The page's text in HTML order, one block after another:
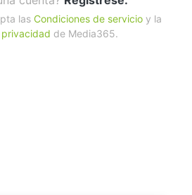
las Condiciones de servicioy la
de Media365.